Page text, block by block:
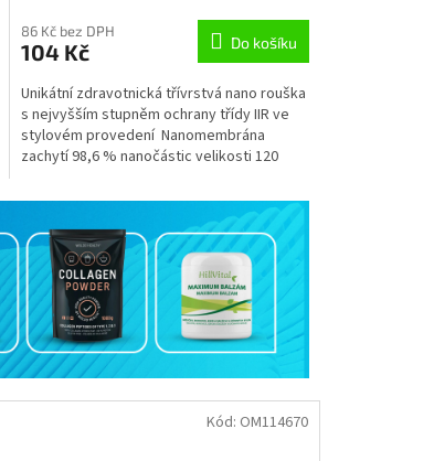
produktu
je
z
5
hvězdiček.
86 Kč bez DPH
104 Kč Do košíku
Unikátní zdravotnická třívrstvá nano rouška
s nejvyšším stupněm ochrany třídy IIR ve
stylovém provedení Nanomembrána
zachytí 98,6 % nanočástic velikosti 120
Kód: OM114670